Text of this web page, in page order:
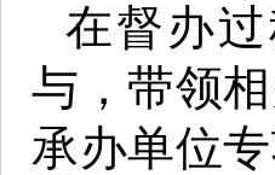
在督办
与，带领
承办单位